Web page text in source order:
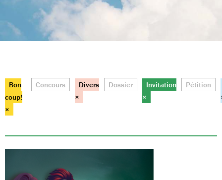
Bon
coup!
×
Concours
Divers
×
Dossier
Invitation
×
Pétition